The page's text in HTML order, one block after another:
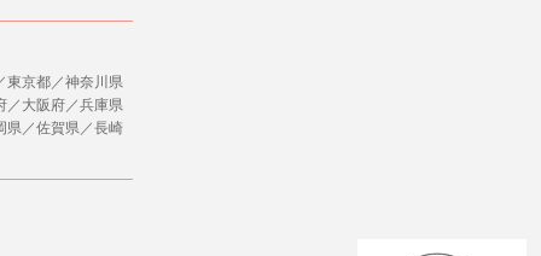
を閲覧・利用していただくためにクッ
タの削除を要求する権利があります。
クトメールなど）を行なう場合。
。
ザーに有益かつ便利な情報を提供する
購読の登録をするものとします。
東京都／神奈川県
／大阪府／兵庫県
県／佐賀県／長崎